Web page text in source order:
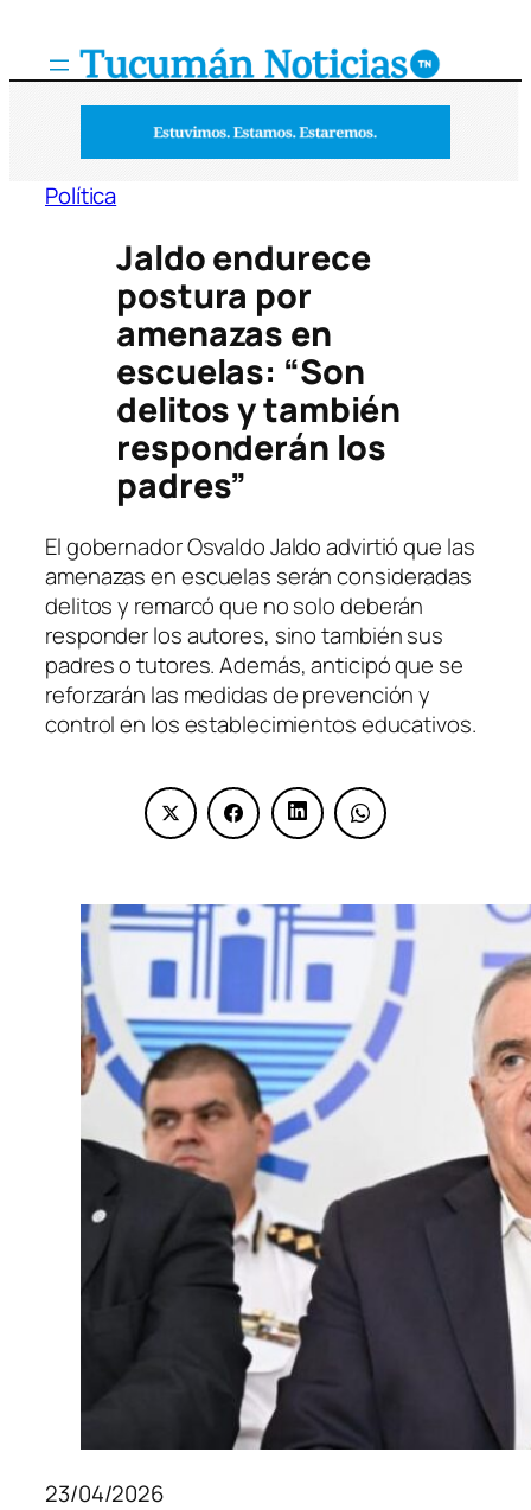
Política
Jaldo endurece
postura por
amenazas en
escuelas: “Son
delitos y también
responderán los
padres”
El gobernador Osvaldo Jaldo advirtió que las
amenazas en escuelas serán consideradas
delitos y remarcó que no solo deberán
responder los autores, sino también sus
padres o tutores. Además, anticipó que se
reforzarán las medidas de prevención y
control en los establecimientos educativos.
23/04/2026